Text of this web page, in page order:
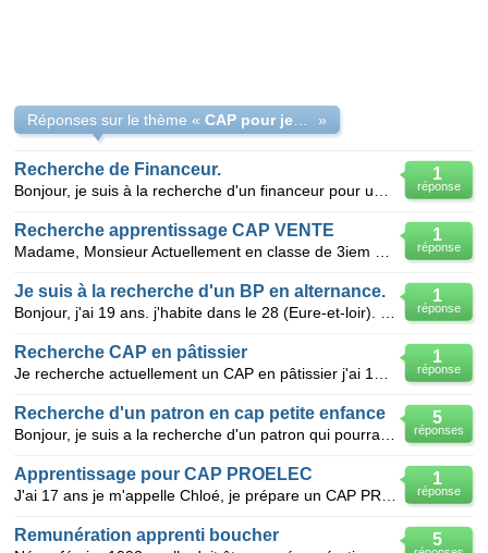
Réponses sur le thème « »
1
réponse
Recherche de Financeur.
1
réponse
Recherche apprentissage CAP VENTE
1
réponse
Je suis à la recherche d'un BP en alternance.
1
réponse
Recherche CAP en pâtissier
5
réponses
Recherche d'un patron en cap petite enfance
1
réponse
Apprentissage pour CAP PROELEC
5
Remunération apprenti boucher